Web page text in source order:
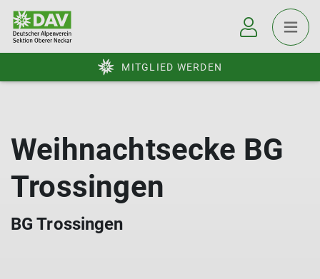
MITGLIED WERDEN
Weihnachtsecke BG
Trossingen
BG Trossingen